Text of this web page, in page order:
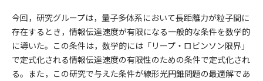
今回，研究グループは，量子多体系において長距離力が粒子間に
存在するとき，情報伝達速度が有限になる一般的な条件を数学的
に導いた。この条件は，数学的には「リープ・ロビンソン限界」
で定式化される情報伝達速度の有限性のための条件で定式化され
る。また，この研究で与えた条件が線形光円錐問題の最適解であ